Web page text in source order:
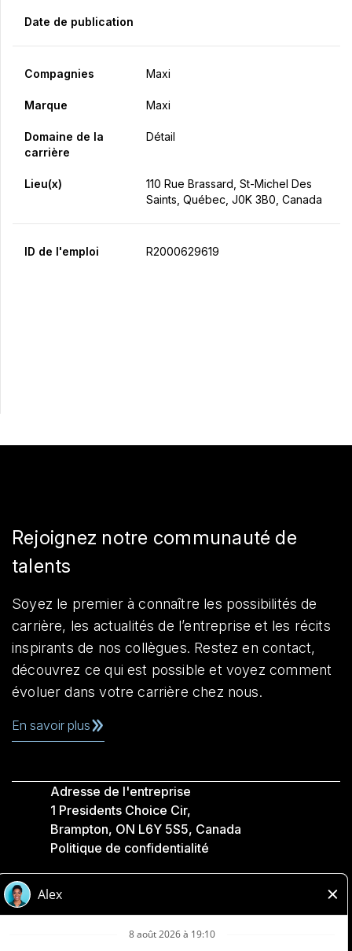
Date de publication
Compagnies Maxi
Marque Maxi
Domaine de la
carrière
Détail
Lieu(x)
110 Rue Brassard, St-Michel Des
Saints, Québec, J0K 3B0, Canada
ID de l'emploi R2000629619
Rejoignez notre communauté de
talents
Soyez le premier à connaître les possibilités de
carrière, les actualités de l’entreprise et les récits
inspirants de nos collègues. Restez en contact,
découvrez ce qui est possible et voyez comment
évoluer dans votre carrière chez nous.
En savoir plus
Adresse de l'entreprise
1 Presidents Choice Cir,
Brampton, ON L6Y 5S5, Canada
Politique de confidentialité
Accessibilité
Compagnies Loblaw